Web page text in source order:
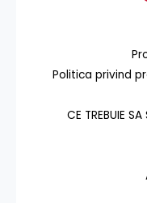
Politica privind
CE TREBUIE